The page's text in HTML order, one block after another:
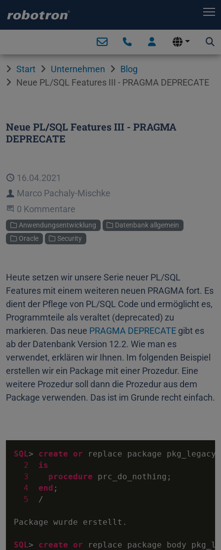
Start Unternehmen
Blog
Neue PL/SQL Features III - PRAGMA DEPRECATE
Neue PL/SQL Features III - PRAGMA
DEPRECATE
Veröffentlicht
16.04.2021
Autor
Marco Pachaly-Mischke
Beginne eine Unterhaltung
0 Kommentare
Kategorien
Anwendungsentwicklung
Datenbank allgemein
Oracle
Security
Heute setzen wir unsere Serie neuer PL/SQL
Features mit einem weiteren neuen PRAGMA fort. Es
dient der Pflege von PL/SQL Code und ermöglicht es,
Programmteile als veraltet (deprecated) zu
markieren. Das neue PRAGMA DEPRECATE gibt es
ab der Datenbank Version 12.2. Wie man es
verwendet, erklären wir Ihnen. Im folgenden Beispiel
erstellen wir ein Package mit einer Prozedur. Eine
weitere Prozedur soll dann die Prozedur aus dem
Package verwenden. Das ist im Grunde recht einfach.
SQL> create or replace package
2
is
3
procedure prc_do_nothing;
4
end ;
5
/
Package wurde erstellt.
SQL> create or replace package body